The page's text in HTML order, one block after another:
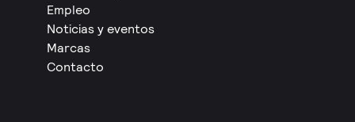
Empleo
Noticias y eventos
Marcas
Contacto